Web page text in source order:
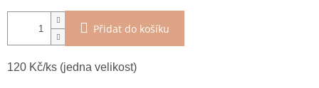
Přidat do košíku
120 Kč/ks (jedna velikost)